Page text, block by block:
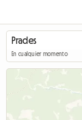
En cualquier momento